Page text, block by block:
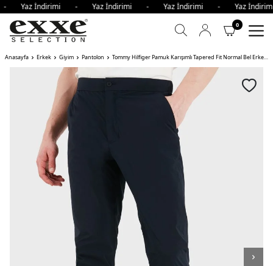
Yaz İndirimi - Yaz İndirimi - Yaz İndirimi - Yaz
0
Anasayfa Erkek Giyim Pantolon Tommy Hilfiger Pamuk Karışımlı Tapered Fit Normal Bel Erkek Pantolon